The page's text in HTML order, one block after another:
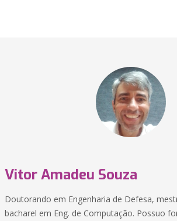
Vitor Amadeu Souza
Doutorando em Engenharia de Defesa,
bacharel em Eng. de Computação. Possuo